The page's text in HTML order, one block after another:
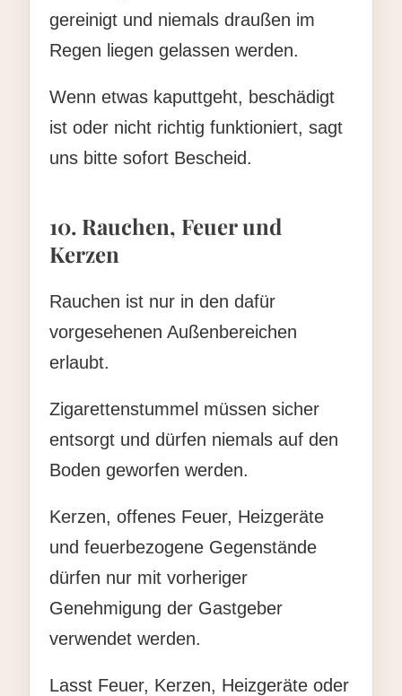
gereinigt und niemals draußen im
Regen liegen gelassen werden.
Wenn etwas kaputtgeht, beschädigt
ist oder nicht richtig funktioniert, sagt
uns bitte sofort Bescheid.
10. Rauchen, Feuer und
Kerzen
Rauchen ist nur in den dafür
vorgesehenen Außenbereichen
erlaubt.
Zigarettenstummel müssen sicher
entsorgt und dürfen niemals auf den
Boden geworfen werden.
Kerzen, offenes Feuer, Heizgeräte
und feuerbezogene Gegenstände
dürfen nur mit vorheriger
Genehmigung der Gastgeber
verwendet werden.
Lasst Feuer, Kerzen, Heizgeräte oder